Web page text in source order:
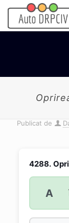
Publicat de
4288.
A